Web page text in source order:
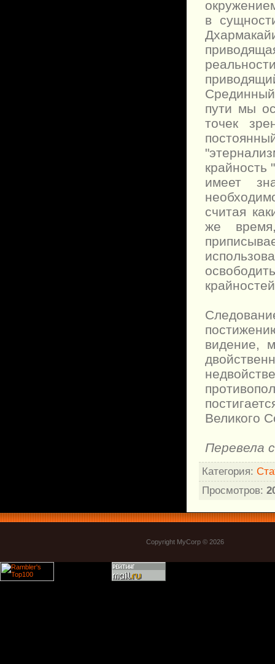
в
пути мы
точек
крайность
имеет
считая
же
видение,
Великого
Перевела
Категория:
Просмотров:
Copyright MyCorp © 2026